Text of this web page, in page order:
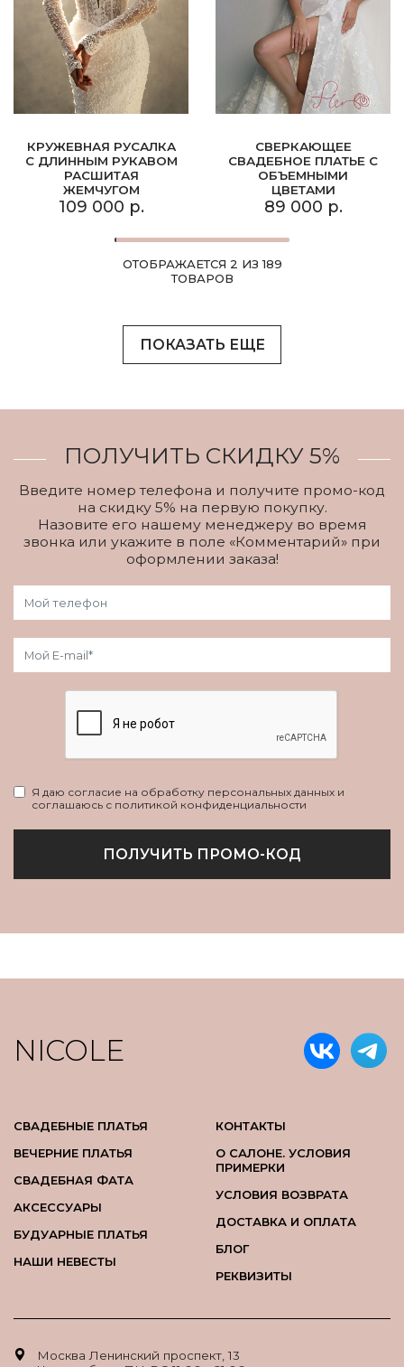
КРУЖЕВНАЯ РУСАЛКА
С ДЛИННЫМ РУКАВОМ
РАСШИТАЯ
ЖЕМЧУГОМ
109 000 р.
СВЕРКАЮЩЕЕ
СВАДЕБНОЕ ПЛАТЬЕ С
ОБЪЕМНЫМИ
ЦВЕТАМИ
89 000 р.
ОТОБРАЖАЕТСЯ 2 ИЗ 189
ТОВАРОВ
ПОКАЗАТЬ ЕЩЕ
ПОЛУЧИТЬ СКИДКУ 5%
Введите номер телефона и получите промо-код
на скидку 5% на первую покупку.
Назовите его нашему менеджеру во время
звонка или укажите в поле «Комментарий» при
оформлении заказа!
Я даю согласие на обработку персональных данных и
соглашаюсь с политикой конфиденциальности
ПОЛУЧИТЬ ПРОМО-КОД
NICOLE
СВАДЕБНЫЕ ПЛАТЬЯ
ВЕЧЕРНИЕ ПЛАТЬЯ
СВАДЕБНАЯ ФАТА
АКСЕССУАРЫ
БУДУАРНЫЕ ПЛАТЬЯ
НАШИ НЕВЕСТЫ
КОНТАКТЫ
О САЛОНЕ. УСЛОВИЯ
ПРИМЕРКИ
УСЛОВИЯ ВОЗВРАТА
ДОСТАВКА И ОПЛАТА
БЛОГ
РЕКВИЗИТЫ
Москва Ленинский проспект, 13